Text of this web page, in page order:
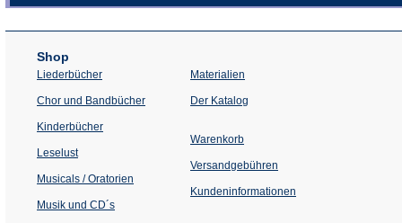
Shop
Liederbücher
Chor und Bandbücher
Kinderbücher
Leselust
Musicals / Oratorien
Musik und CD´s
Materialien
Der Katalog
Warenkorb
Versandgebühren
Kundeninformationen